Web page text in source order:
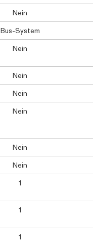
Nein
Bus-System
Nein
Nein
Nein
Nein
Nein
Nein
1
1
1